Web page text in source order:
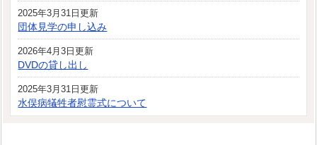
2025年3月31日更新
団体見学の申し込み
2026年4月3日更新
DVDの貸し出し
2025年3月31日更新
水俣病犠牲者慰霊式について